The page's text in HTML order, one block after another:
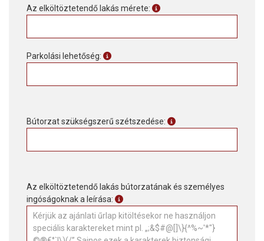
Az elköltöztetendő lakás mérete:
Parkolási lehetőség:
Bútorzat szükségszerű szétszedése:
Az elköltöztetendő lakás bútorzatának és személyes
ingóságoknak a leírása: